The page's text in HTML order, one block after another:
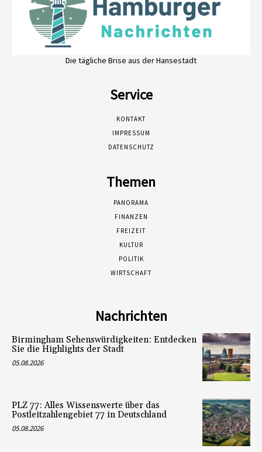
Die tägliche Brise aus der Hansestadt
Service
KONTAKT
IMPRESSUM
DATENSCHUTZ
Themen
PANORAMA
FINANZEN
FREIZEIT
KULTUR
POLITIK
WIRTSCHAFT
Nachrichten
Birmingham Sehenswürdigkeiten: Entdecken
Sie die Highlights der Stadt
05.08.2026
PLZ 77: Alles Wissenswerte über das
Postleitzahlengebiet 77 in Deutschland
05.08.2026